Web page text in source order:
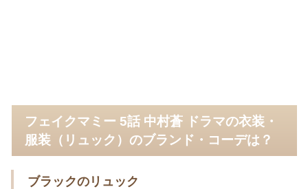
フェイクマミー 5話 中村蒼 ドラマの衣装・
服装（リュック）のブランド・コーデは？
ブラックのリュック